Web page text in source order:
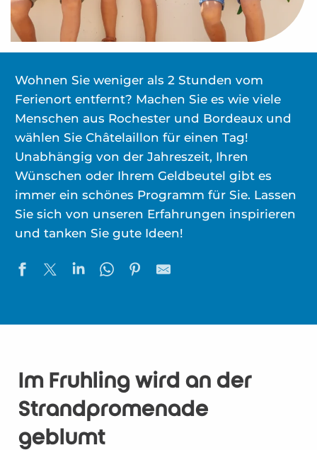
Wohnen Sie weniger als 2 Stunden vom
Ferienort entfernt? Machen Sie es wie viele
Menschen aus Rochester und Bordeaux und
wählen Sie Châtelaillon für einen Tag!
Unabhängig von der Jahreszeit, Ihren
Wünschen oder Ihrem Geldbeutel gibt es
immer ein schönes Programm für Sie. Lassen
Sie sich von unseren Erfahrungen inspirieren
und tanken Sie gute Ideen!
Im Frühling wird an der
Strandpromenade
geblumt